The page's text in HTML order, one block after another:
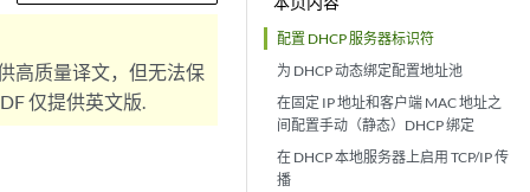
配置 DHCP 服务器标识符
为 DHCP 动态绑定配置地址池
在固定 IP 地址和客户端 MAC 地址之
间配置手动（静态）DHCP 绑定
在 DHCP 本地服务器上启用 TCP/IP 传
播
高质量译文，但无法保
仅提供英文版.